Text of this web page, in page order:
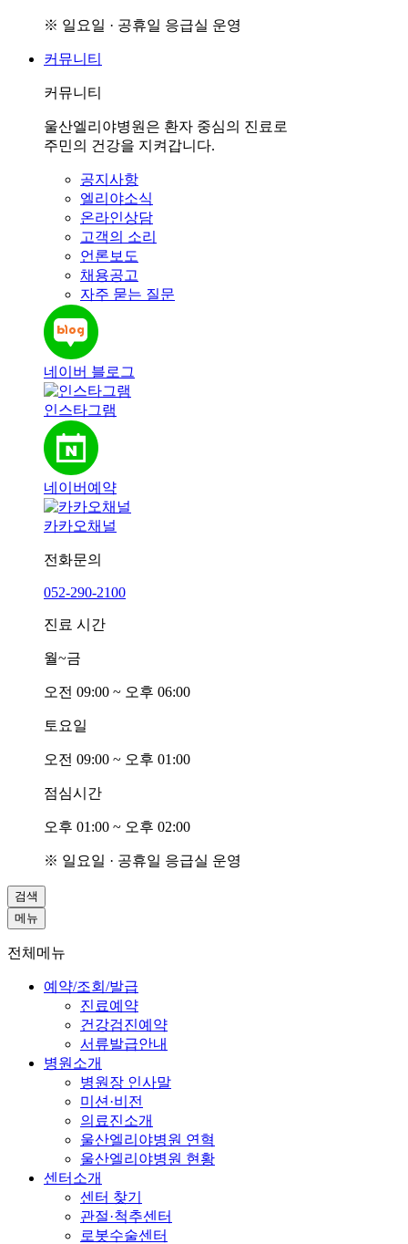
※ 일요일 · 공휴일 응급실 운영
커뮤니티
커뮤니티
울산엘리야병원은 환자 중심의 진료로
주민의 건강을 지켜갑니다.
공지사항
엘리야소식
온라인상담
고객의 소리
언론보도
채용공고
자주 묻는 질문
네이버 블로그
인스타그램
네이버예약
카카오채널
전화문의
052-290-2100
진료 시간
월~금
오전 09:00 ~ 오후 06:00
토요일
오전 09:00 ~ 오후 01:00
점심시간
오후 01:00 ~ 오후 02:00
※ 일요일 · 공휴일 응급실 운영
검색
메뉴
전체메뉴
예약/조회/발급
진료예약
건강검진예약
서류발급안내
병원소개
병원장 인사말
미션·비전
의료진소개
울산엘리야병원 연혁
울산엘리야병원 현황
센터소개
센터 찾기
관절·척추센터
로봇수술센터